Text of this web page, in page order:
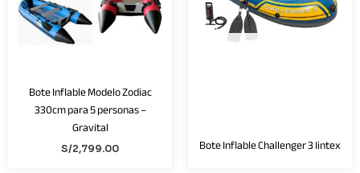
Bote Inflable Modelo Zodiac
330cm para 5 personas –
Gravital
S/2,799.00 Bote Inflable Challenger 3 Iintex